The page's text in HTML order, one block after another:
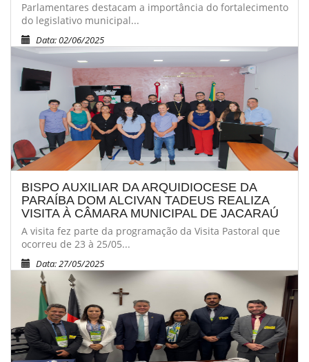
Parlamentares destacam a importância do fortalecimento
do legislativo municipal...
Data: 02/06/2025
BISPO AUXILIAR DA ARQUIDIOCESE DA
PARAÍBA DOM ALCIVAN TADEUS REALIZA
VISITA À CÂMARA MUNICIPAL DE JACARAÚ
A visita fez parte da programação da Visita Pastoral que
ocorreu de 23 à 25/05...
Data: 27/05/2025